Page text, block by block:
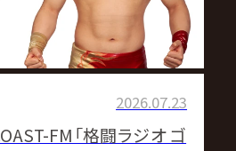
2026.07.23
FM「格闘ラジオ ゴ